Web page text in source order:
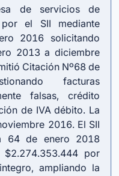
de servicios de
el SII mediante
2016 solicitando
2013 a diciembre
Citación Nº68 de
facturas
falsas, crédito
de IVA débito. La
2016. El SII
64 de enero 2018
$2.274.353.444 por
ampliando la